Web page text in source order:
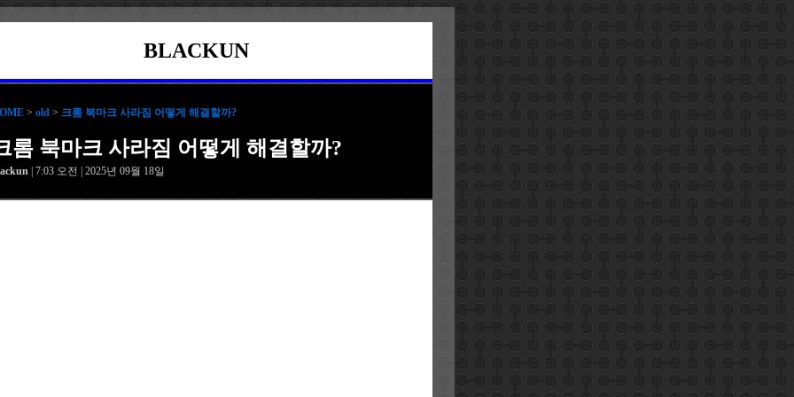
BLACKUN
> old > 크롬 북마크 사라짐 어떻게 해결할까?
롬 북마크 사라짐 어떻게 해결할까?
| 7:03 오전 | 2025년 09월 18일